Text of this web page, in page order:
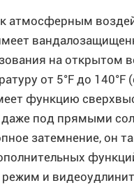
к атмосферным
на открытом
от 5°F до 140°F
функцию
даже под прямыми
затемнение, он
и